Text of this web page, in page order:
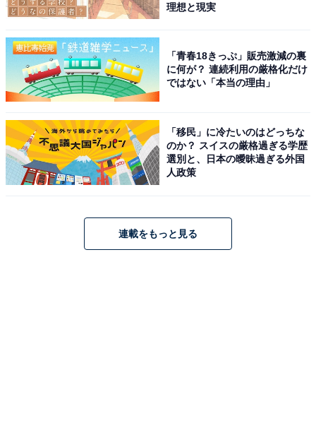
（30代女性／福岡県）
「慶應出身って聞くとちょっと見方が変わるくらい
なので自慢できると思う」（40代男性／神奈川県）
「入学難度が高いのはもちろん、学生がみんな垢抜
けているイメージがある。進学できたら周囲から羨
理想と現実
「青春18きっぷ」販売激減の裏
に何が？ 連続利用の厳格化だけ
ではない「本当の理由」
「移民」に冷たいのはどっちな
のか？ スイスの厳格過ぎる学歴
選別と、日本の曖昧過ぎる外国
人政策
連載をもっと見る